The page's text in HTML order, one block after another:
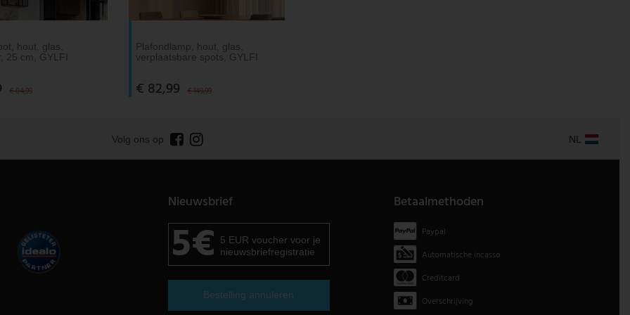
hout, glas,
25 cm, GYLFI
€ 84,99
Plafondlamp, hout, glas,
verplaatsbare spots, GYLFI
€ 82,99 € 149,99
Volg ons op NL
Nieuwsbrief
5€
5 EUR voucher voor je
nieuwsbriefregistratie
Bestelling annuleren
Betaalmethoden
Paypal
Automatische incasso
Creditcard
Overschrijving